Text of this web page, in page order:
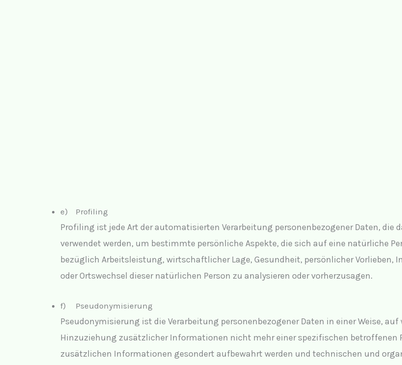
e) Profiling
Profiling ist jede Art der automatisierten Verarbeitung personenbezogener Daten, die
verwendet werden, um bestimmte persönliche Aspekte, die sich auf eine natürliche
bezüglich Arbeitsleistung, wirtschaftlicher Lage, Gesundheit, persönlicher Vorlieben,
oder Ortswechsel dieser natürlichen Person zu analysieren oder vorherzusagen.
f) Pseudonymisierung
Pseudonymisierung ist die Verarbeitung personenbezogener Daten in einer Weise,
Hinzuziehung zusätzlicher Informationen nicht mehr einer spezifischen betroffenen
zusätzlichen Informationen gesondert aufbewahrt werden und technischen und